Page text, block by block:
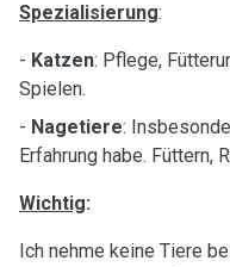
Spezialisierung:
- Katzen: Pflege,
Spielen.
- Nagetiere:
Erfahrung habe. Füttern,
Wichtig:
Ich nehme keine Tiere